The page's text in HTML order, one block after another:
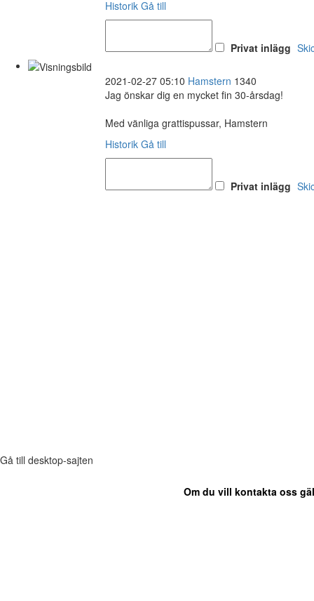
Historik Gå till
Privat inlägg
2021-02-27 05:10 Hamstern 1340
Jag önskar dig en mycket fin 30-årsdag!
Med vänliga grattispussar, Hamstern
Historik Gå till
Privat inlägg
Gå till desktop-sajten
Om du vill kontakta oss